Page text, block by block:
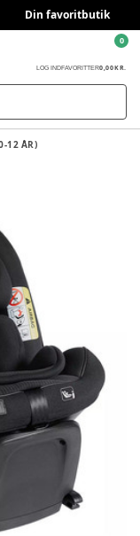
Din favoritbutik
LOG INDFAVORITTER0,00 KR.
0
12 ÅR)